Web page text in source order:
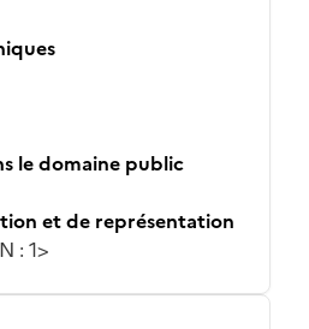
le domaine public
et de représentation
: 1>